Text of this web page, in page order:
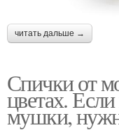
читать дальше →
Спички от
цветах.
мушки,